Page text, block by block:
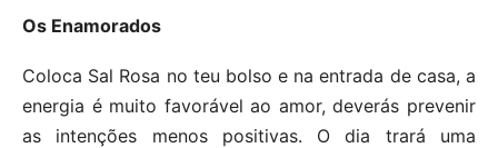
Os Enamorados
Coloca Sal Rosa no teu bolso e na entrada de casa, a
energia é muito favorável ao amor, deverás prevenir
as intenções menos positivas. O dia trará uma